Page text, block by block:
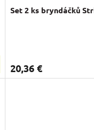
Set 2 ks bryndáčků
20,36 €